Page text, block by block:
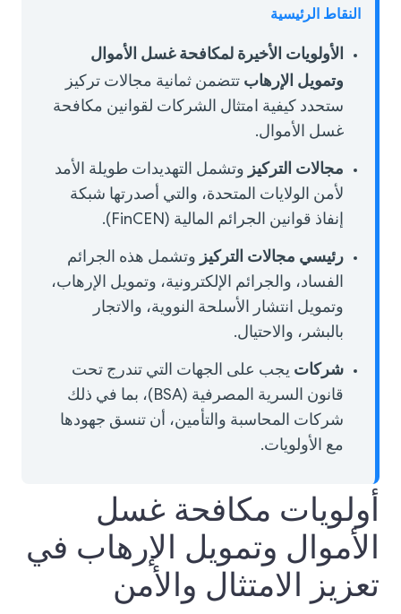
النقاط الرئيسية
الأولويات الأخيرة لمكافحة غسل الأموال
وتمويل الإرهاب تتضمن ثمانية مجالات تركيز
ستحدد كيفية امتثال الشركات لقوانين مكافحة
غسل الأموال.
مجالات التركيز وتشمل التهديدات طويلة الأمد
لأمن الولايات المتحدة، والتي أصدرتها شبكة
إنفاذ قوانين الجرائم المالية (FinCEN).
رئيسي مجالات التركيز وتشمل هذه الجرائم
الفساد، والجرائم الإلكترونية، وتمويل الإرهاب،
وتمويل انتشار الأسلحة النووية، والاتجار
بالبشر، والاحتيال.
شركات يجب على الجهات التي تندرج تحت
قانون السرية المصرفية (BSA)، بما في ذلك
شركات المحاسبة والتأمين، أن تنسق جهودها
مع الأولويات.
أولويات مكافحة غسل
الأموال وتمويل الإرهاب في
تعزيز الامتثال والأمن